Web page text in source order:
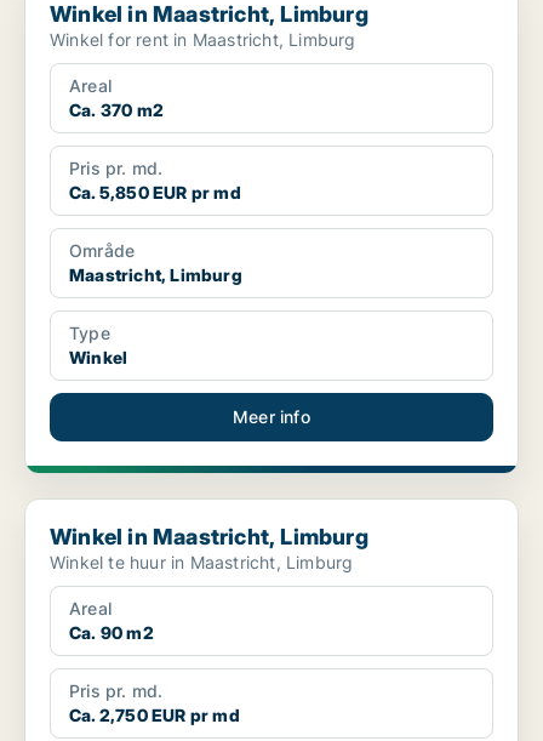
Winkel in Maastricht, Limburg
Winkel for rent in Maastricht, Limburg
Areal
Ca. 370 m2
Pris pr. md.
Ca. 5,850 EUR pr md
Område
Maastricht, Limburg
Type
Winkel
Meer info
Winkel in Maastricht, Limburg
Winkel in Maastricht, Limburg
Winkel te huur in Maastricht, Limburg
Areal
Ca. 90 m2
Pris pr. md.
Ca. 2,750 EUR pr md